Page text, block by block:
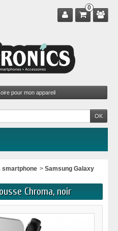
0
smartphone > Samsung Galaxy
Chroma, noir